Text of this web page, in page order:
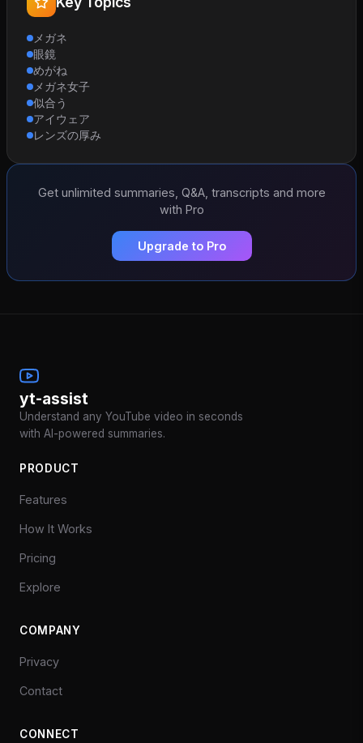
メガネ
眼鏡
めがね
メガネ女子
似合う
アイウェア
レンズの厚み
Get unlimited summaries, Q&A, transcripts and more
with Pro
Upgrade to Pro
yt-assist
Understand any YouTube video in seconds
with AI-powered summaries.
PRODUCT
Features
How It Works
Pricing
Explore
COMPANY
Privacy
Contact
CONNECT